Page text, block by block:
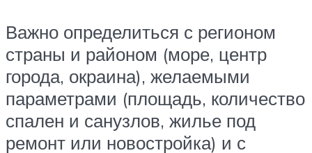
Важно определиться с регионом
страны и районом (море, центр
города, окраина), желаемыми
параметрами (площадь, количество
спален и санузлов, жилье под
ремонт или новостройка) и с